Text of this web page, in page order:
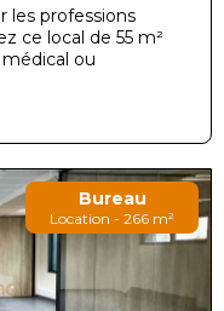
les professions
ce local de 55 m²
ou
Bureau
Location - 266 m²